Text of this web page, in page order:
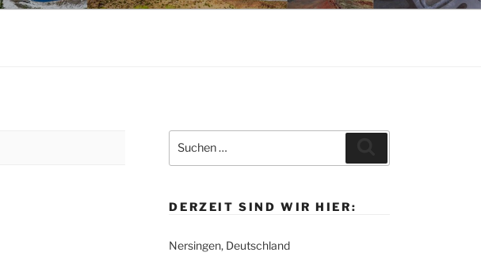
nach:
DERZEIT SIND WIR HIER:
Nersingen, Deutschland